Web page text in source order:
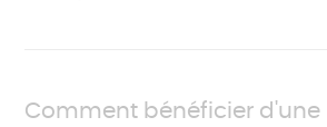
terrain. Montée sur quatre piliers,
Comment bénéficier d'une